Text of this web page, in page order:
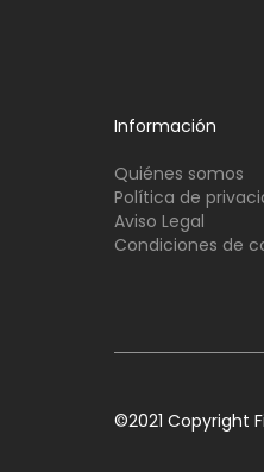
Información
Quiénes somos
Política de
Aviso Legal
Condiciones de
©2021 Copyright